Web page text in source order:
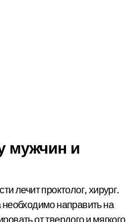
мужчин и
лечит проктолог, хирург.
направить на
от твердого и мягкого